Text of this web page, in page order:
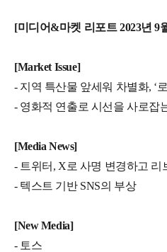
[미디어&마켓 리포트 2023년 9
[Market Issue]
- 지역 특산물 앞세워 차별화, ‘
- 영화적 연출로 시선을 사로잡
[Media News]
- 트위터, X로 사명 변경하고 리
- 텍스트 기반 SNS의 부상
[New Media]
- 토스